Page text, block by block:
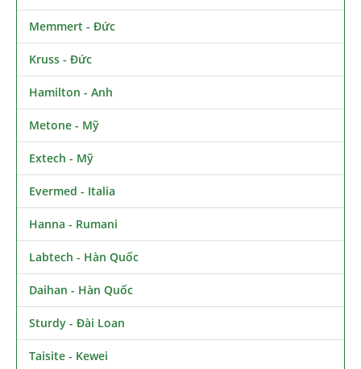
Memmert - Đức
Kruss - Đức
Hamilton - Anh
Metone - Mỹ
Extech - Mỹ
Evermed - Italia
Hanna - Rumani
Labtech - Hàn Quốc
Daihan - Hàn Quốc
Sturdy - Đài Loan
Taisite - Kewei